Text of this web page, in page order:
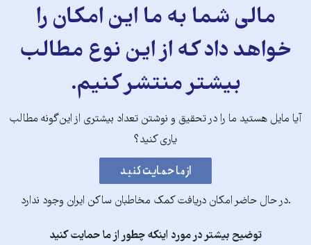
مالی شما به ما این امکان را
خواهد داد که از این نوع مطالب
بیشتر منتشر کنیم.
آیا مایل هستید ما را در تحقیق و نوشتن تعداد بیشتری از این‌گونه مطالب
یاری کنید؟
.در حال حاضر امکان دریافت کمک مخاطبان ساکن ایران وجود ندارد
توضیح بیشتر در مورد اینکه چطور از ما حمایت کنید